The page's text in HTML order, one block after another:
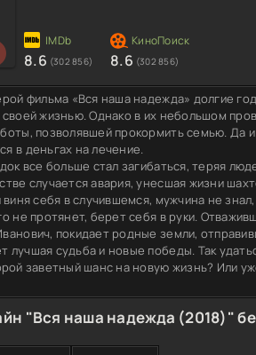
8.6 (302 856) 8.6 (302 856)
фильма «Вся наша надежда» долгие
жизнью. Однако в их небольшом
позволявшей прокормить семью. Да
в деньгах на лечение.
все больше стал загибаться, теряя
случается авария, унесшая жизни
виня себя в случившемся, мужчина не
не протянет, берет себя в руки.
покидает родные земли,
судьба и новые победы. Так
заветный шанс на новую жизнь? Или
"Вся наша надежда (2018)"